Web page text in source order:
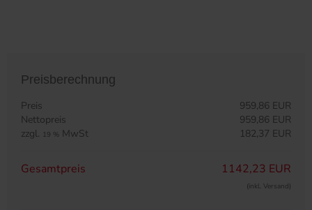
Preisberechnung
Preis
959,86 EUR
Nettopreis
959,86 EUR
zzgl. 19 % MwSt 182,37 EUR
Gesamtpreis 1142,23 EUR
(inkl. Versand)